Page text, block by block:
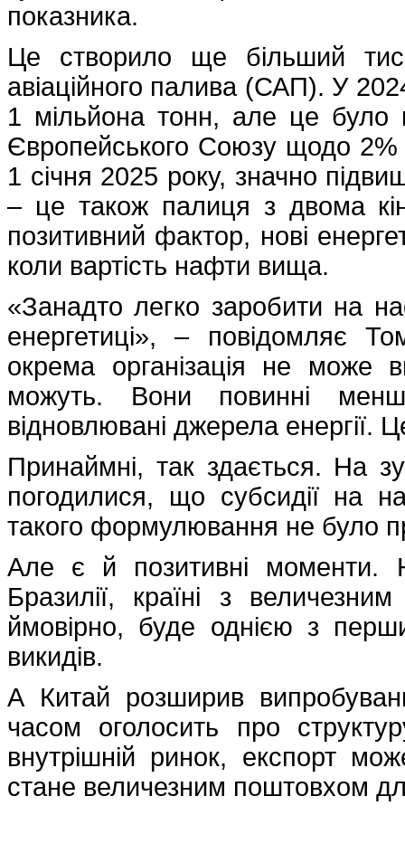
показника.
Це створило ще більший
авіаційного палива (САП). У
1 мільйона тонн, але це було
Європейського Союзу щодо
1 січня 2025 року, значно
– це також палиця з двома
позитивний фактор, нові
коли вартість нафти вища.
«Занадто легко заробити на
енергетиці», – повідомляє
окрема організація не може
можуть. Вони повинні
відновлювані джерела енергії.
Принаймні, так здається. На
погодилися, що субсидії на
такого формулювання не було
Але є й позитивні моменти.
Бразилії, країні з
ймовірно, буде однією з
викидів.
А Китай розширив
часом оголосить про
внутрішній ринок, експорт
стане величезним поштовхом